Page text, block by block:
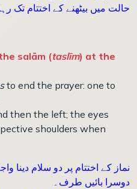
حالت میں بیٹھنے کے اختتام تک
salām (taslīm) at the
to end the prayer: one to
then the left; the eyes
shoulders when
نماز کے اختتام پر دو سلام دینا
دوسرا بائیں طرف۔